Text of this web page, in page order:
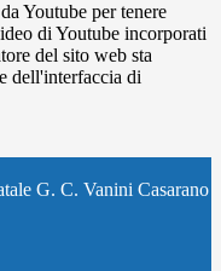
Youtube per tenere
di Youtube incorporati
del sito web sta
dell'interfaccia di
G. C. Vanini Casarano